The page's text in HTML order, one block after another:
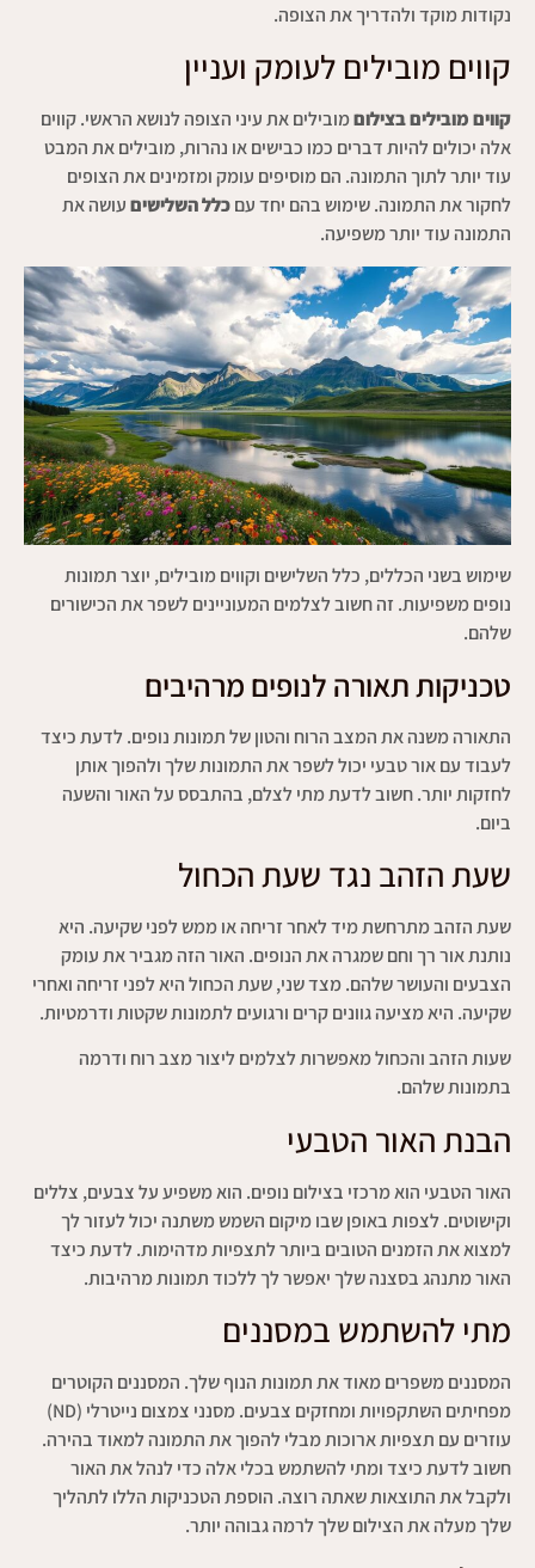
נקודות מוקד ולהדריך את הצופה.
קווים מובילים לעומק ועניין
קווים מובילים בצילוםמובילים את עיני הצופה לנושא הראשי. קווים
אלה יכולים להיות דברים כמו כבישים או נהרות, מובילים את המבט
עוד יותר לתוך התמונה. הם מוסיפים עומק ומזמינים את הצופים
לחקור את התמונה. שימוש בהם יחד עםכלל השלישיםעושה את
התמונה עוד יותר משפיעה.
שימוש בשני הכללים, כלל השלישים וקווים מובילים, יוצר תמונות
נופים משפיעות. זה חשוב לצלמים המעוניינים לשפר את הכישורים
שלהם.
טכניקות תאורה לנופים מרהיבים
התאורה משנה את המצב הרוח והטון של תמונות נופים. לדעת כיצד
לעבוד עם אור טבעי יכול לשפר את התמונות שלך ולהפוך אותן
לחזקות יותר. חשוב לדעת מתי לצלם, בהתבסס על האור והשעה
ביום.
שעת הזהב נגד שעת הכחול
שעת הזהב מתרחשת מיד לאחר זריחה או ממש לפני שקיעה. היא
נותנת אור רך וחם שמגרה את הנופים. האור הזה מגביר את עומק
הצבעים והעושר שלהם. מצד שני, שעת הכחול היא לפני זריחה ואחרי
שקיעה. היא מציעה גוונים קרים ורגועים לתמונות שקטות ודרמטיות.
שעות הזהב והכחול מאפשרות לצלמים ליצור מצב רוח ודרמה
בתמונות שלהם.
הבנת האור הטבעי
האור הטבעי הוא מרכזי בצילום נופים. הוא משפיע על צבעים, צללים
וקישוטים. לצפות באופן שבו מיקום השמש משתנה יכול לעזור לך
למצוא את הזמנים הטובים ביותר לתצפיות מדהימות. לדעת כיצד
האור מתנהג בסצנה שלך יאפשר לך ללכוד תמונות מרהיבות.
מתי להשתמש במסננים
המסננים משפרים מאוד את תמונות הנוף שלך. המסננים הקוטרים
מפחיתים השתקפויות ומחזקים צבעים. מסנני צמצום נייטרלי (ND)
עוזרים עם תצפיות ארוכות מבלי להפוך את התמונה למאוד בהירה.
חשוב לדעת כיצד ומתי להשתמש בכלי אלה כדי לנהל את האור
ולקבל את התוצאות שאתה רוצה. הוספת הטכניקות הללו לתהליך
שלך מעלה את הצילום שלך לרמה גבוהה יותר.